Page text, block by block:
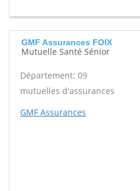
GMF Assurances FOIX
Mutuelle Santé Sénior
Département: 09
mutuelles d'assurances
GMF Assurances